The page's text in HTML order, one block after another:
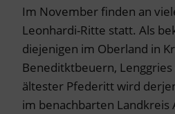
Im November finden an
Leonhardi-Ritte statt. Als
diejenigen im Oberland in
Beneditktbeuern,
ältester Pfederitt wird
im benachbarten Landkreis